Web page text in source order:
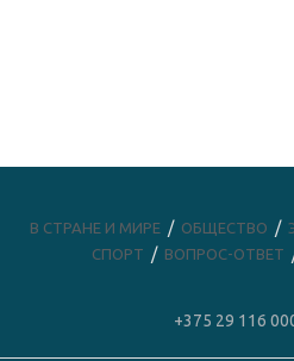
В СТРАНЕ И МИРЕ ОБЩЕСТВО
СПОРТ
ВОПРОС-ОТВЕТ
+375 29 116